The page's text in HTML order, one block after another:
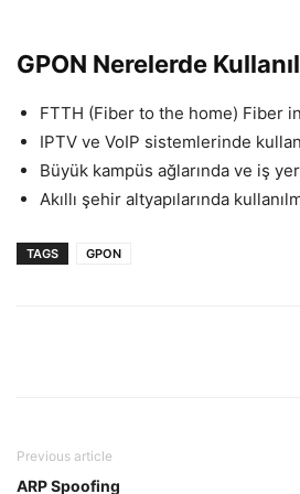
GPON Nerelerde
FTTH (Fiber to the home) Fiber
IPTV ve VoIP sistemlerinde
Büyük kampüs ağlarında ve iş
Akıllı şehir altyapılarında
TAGS GPON
Previous article
ARP Spoofing